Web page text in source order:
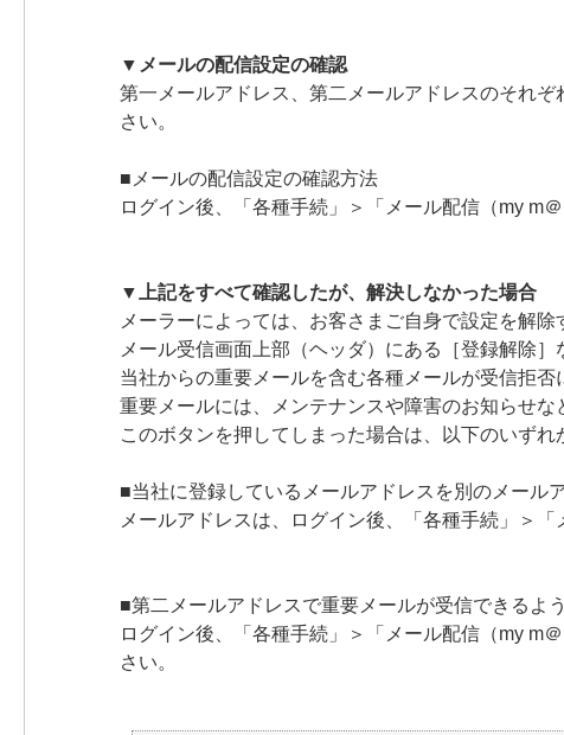
▼メールの配信設定の確認
第一メールアドレス、第二メールアドレスのそれ
さい。
■メールの配信設定の確認方法
ログイン後、「各種手続」＞「メール配信（my m
▼上記をすべて確認したが、解決しなかった場合
メーラーによっては、お客さまご自身で設定を解
メール受信画面上部（ヘッダ）にある［登録解除
当社からの重要メールを含む各種メールが受信拒
重要メールには、メンテナンスや障害のお知らせ
このボタンを押してしまった場合は、以下のいずれ
■当社に登録しているメールアドレスを別のメール
メールアドレスは、ログイン後、「各種手続」＞
■第二メールアドレスで重要メールが受信できるよ
ログイン後、「各種手続」＞「メール配信（my m
さい。